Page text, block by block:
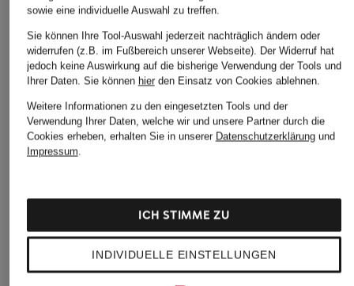
+Aktionsrabatt
darling harbour
Cashmere mit
Bestpreis:119,99 €
DRYKORN
MSCH
59,99 €
sowie eine individuelle Auswahl zu treffen.
Sie können Ihre Tool-Auswahl jederzeit nachträglich ändern oder
widerrufen (z.B. im Fußbereich unserer Webseite). Der Widerruf hat
jedoch keine Auswirkung auf die bisherige Verwendung der Tools und
Ihrer Daten. Sie können hierden Einsatz von Cookies ablehnen.
Weitere Informationen zu den eingesetzten Tools und der
Verwendung Ihrer Daten, welche wir und unsere Partner durch die
Cookies erheben, erhalten Sie in unserer Datenschutzerklärungund
Impressum.
INDIVIDUELLE EINSTELLUNGEN
ICH STIMME ZU